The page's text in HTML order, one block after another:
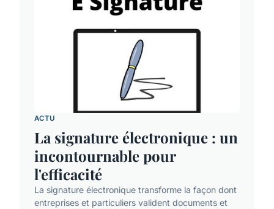
ACTU
La signature électronique : un
incontournable pour
l'efficacité
La signature électronique transforme la façon dont
entreprises et particuliers valident documents et